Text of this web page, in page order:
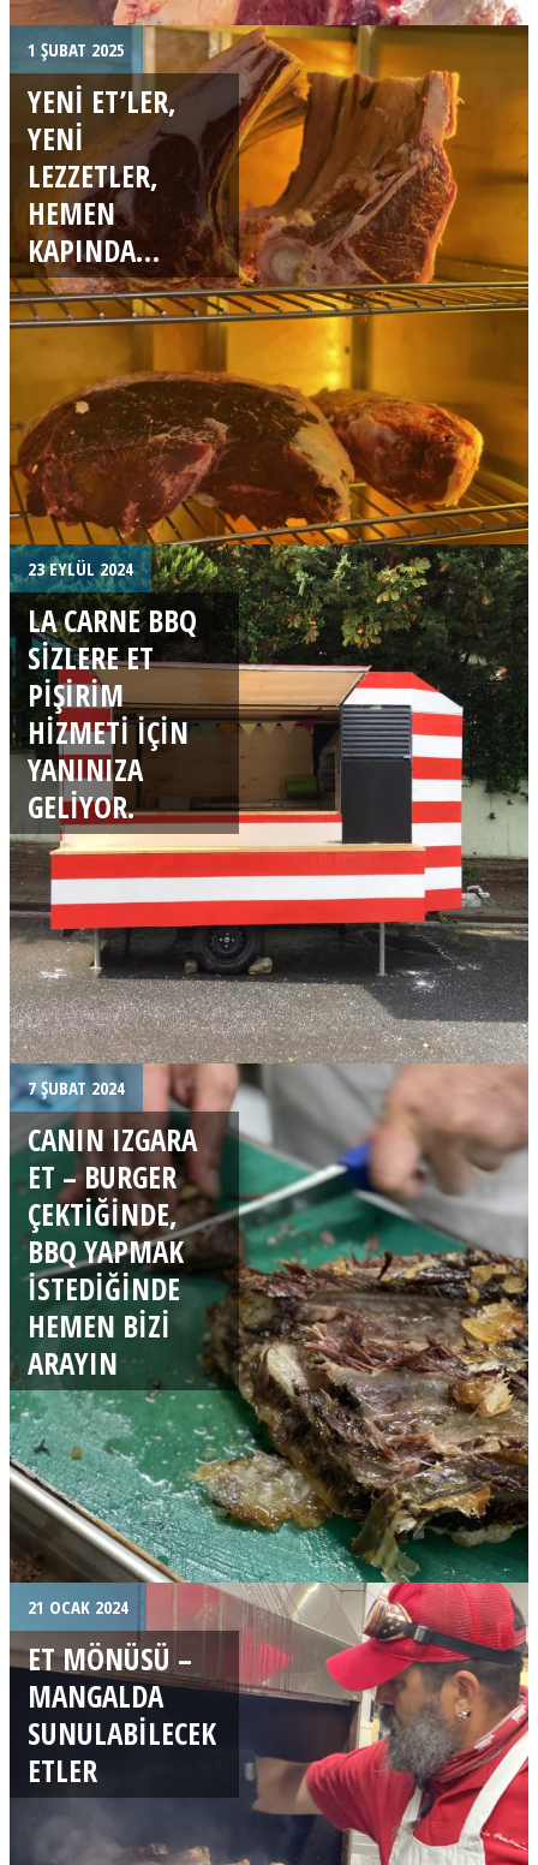
1 ŞUBAT 2025
YENI ET’LER,
YENI
LEZZETLER,
HEMEN
KAPINDA…
23 EYLÜL 2024
LA CARNE BBQ
SIZLERE ET
PIŞIRIM
HIZMETI IÇIN
YANINIZA
GELIYOR.
7 ŞUBAT 2024
CANIN IZGARA
ET – BURGER
ÇEKTIĞINDE,
BBQ YAPMAK
ISTEDIĞINDE
HEMEN BIZI
ARAYIN
21 OCAK 2024
ET MÖNÜSÜ –
MANGALDA
SUNULABILECEK
ETLER